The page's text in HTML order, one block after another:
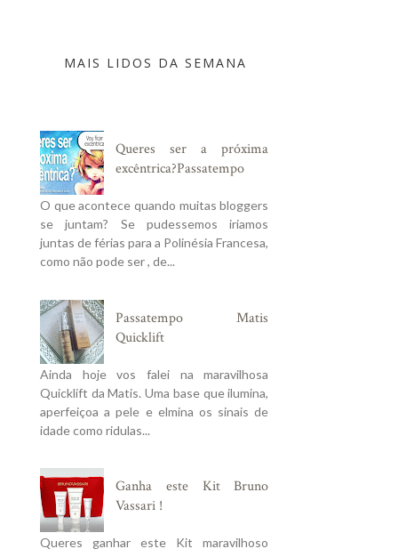
MAIS LIDOS DA SEMANA
Queres ser a próxima
excêntrica?Passatempo
O que acontece quando muitas bloggers
se juntam? Se pudessemos iriamos
juntas de férias para a Polinésia Francesa,
como não pode ser , de...
Passatempo Matis
Quicklift
Ainda hoje vos falei na maravilhosa
Quicklift da Matis. Uma base que ilumina,
aperfeiçoa a pele e elmina os sinais de
idade como ridulas...
Ganha este Kit Bruno
Vassari !
Queres ganhar este Kit maravilhoso